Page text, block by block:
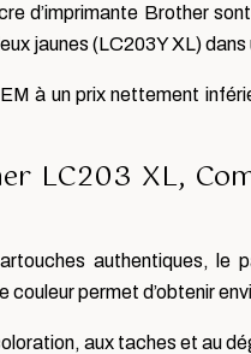
d’imprimante Brother
jaunes (LC203Y XL) dans
à un prix nettement
LC203 XL,
authentiques,
permet d’obtenir
aux taches et au